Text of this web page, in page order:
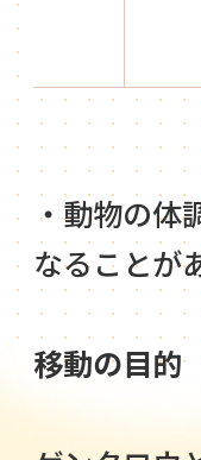
・動物の体
なることが
移動の目的